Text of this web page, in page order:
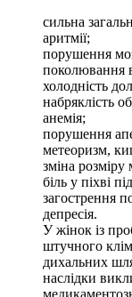
сильна
аритмії;
порушення
поколювання
холодність
набряклість
анемія;
порушення
метеоризм,
зміна
біль у піхві
загострення
депресія.
У жінок із
штучного
дихальних
наслідки